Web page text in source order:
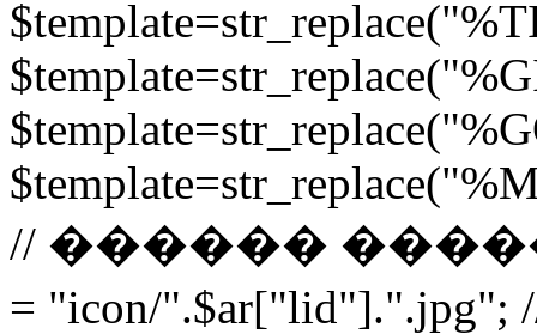
// ������
= "icon/